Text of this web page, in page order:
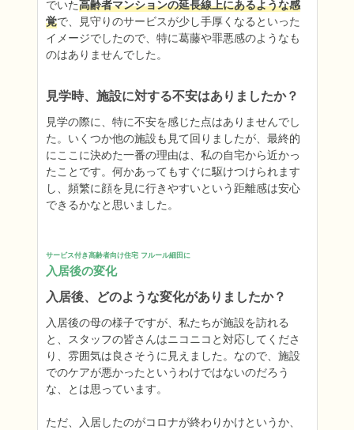
でいた高齢者マンションの延長線上にあるような感
覚で、見守りのサービスが少し手厚くなるといった
イメージでしたので、特に葛藤や罪悪感のようなも
のはありませんでした。
見学時、施設に対する不安はありましたか？
見学の際に、特に不安を感じた点はありませんでし
た。いくつか他の施設も見て回りましたが、最終的
にここに決めた一番の理由は、私の自宅から近かっ
たことです。何かあってもすぐに駆けつけられます
し、頻繁に顔を見に行きやすいという距離感は安心
できるかなと思いました。
サービス付き高齢者向け住宅 フルール細田に
入居後の変化
入居後、どのような変化がありましたか？
入居後の母の様子ですが、私たちが施設を訪れる
と、スタッフの皆さんはニコニコと対応してくださ
り、雰囲気は良さそうに見えました。なので、施設
でのケアが悪かったというわけではないのだろう
な、とは思っています。
ただ、入居したのがコロナが終わりかけというか、